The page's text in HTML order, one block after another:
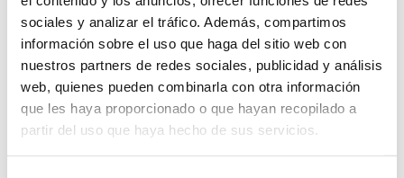
sociales y analizar el tráfico. Además, compartimos
información sobre el uso que haga del sitio web con
nuestros partners de redes sociales, publicidad y análisis
web, quienes pueden combinarla con otra información
que les haya proporcionado o que hayan recopilado a
partir del uso que haya hecho de sus servicios.
Cádiz
c/ Avd. Cayetano del Toro, 16, 2º